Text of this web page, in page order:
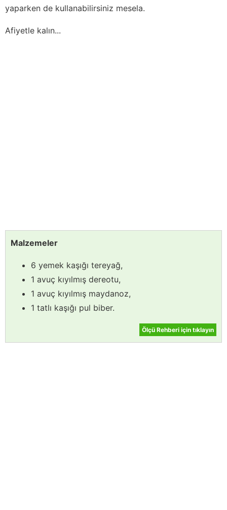
yaparken de kullanabilirsiniz mesela.
Afiyetle kalın...
Malzemeler
6 yemek kaşığı tereyağ,
1 avuç kıyılmış dereotu,
1 avuç kıyılmış maydanoz,
1 tatlı kaşığı pul biber.
Ölçü Rehberi için tıklayın